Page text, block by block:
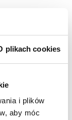
plikach cookies
i plików
aby móc
x 48 cm